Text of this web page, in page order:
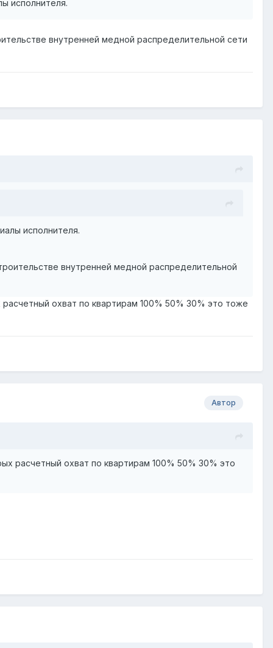
исполнителя.
внутренней медной распределительной сети
исполнителя.
внутренней медной распределительной
охват по квартирам 100% 50% 30% это тоже
Автор
расчетный охват по квартирам 100% 50% 30% это